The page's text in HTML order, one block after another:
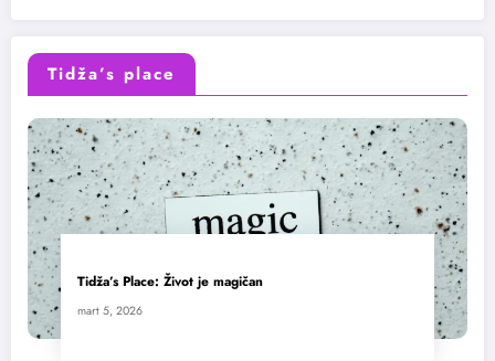
Tidža’s place
Tidža’s Place: Život je magičan
mart 5, 2026